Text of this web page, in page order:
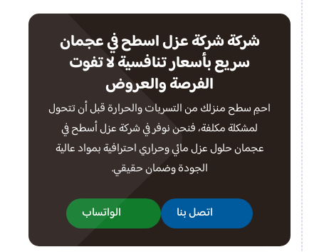
شركة شركة عزل اسطح في عجمان
سريع بأسعار تنافسية لا تفوت
الفرصة والعروض
احمِ سطح منزلك من التسربات والحرارة قبل أن تتحول
لمشكلة مكلفة، فنحن نوفر في شركة عزل أسطح في
عجمان حلول عزل مائي وحراري احترافية بمواد عالية
الجودة وضمان حقيقي.
اتصل بنا الواتساب